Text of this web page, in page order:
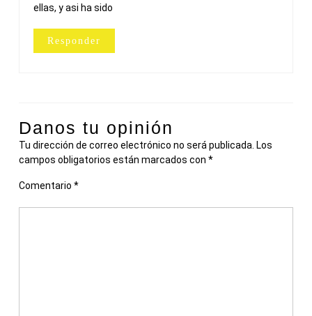
ellas, y asi ha sido
Responder
Danos tu opinión
Tu dirección de correo electrónico no será publicada. Los
campos obligatorios están marcados con *
Comentario *